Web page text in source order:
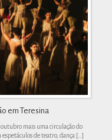
em Teresina
outubro mais uma circulação do
de teatro, dança […]